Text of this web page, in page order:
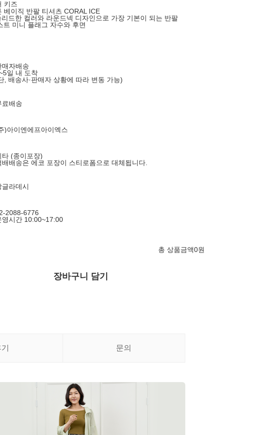
키즈
베이직 반팔 티셔츠 CORAL ICE
드한 컬러와 라운드넥 디자인으로 가장 기본이 되는 반팔
트 미니 플래그 자수와 후면
매자배송
일 내 도착
, 배송사·판매자 상황에 따라 변동 가능)
료배송
)아이엔에프아이엑스
타 (종이포장)
배배송은 에코 포장이 스티로폼으로 대체됩니다.
글라데시
2088-6776
영시간 10:00~17:00
총 상품금액0원
장바구니 담기
문의